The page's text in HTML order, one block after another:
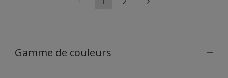
Gamme de couleurs